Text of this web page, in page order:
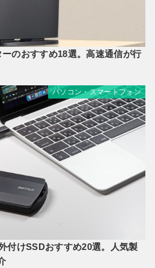
ーのおすすめ18選。高速通信が行
パソコン・スマートフォン
付けSSDおすすめ20選。人気製